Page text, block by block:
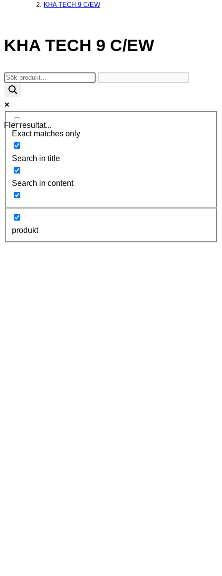
KHA TECH 9 C/EW
KHA TECH 9 C/EW
Fler resultat...
Exact matches only
Search in title
Search in content
produkt